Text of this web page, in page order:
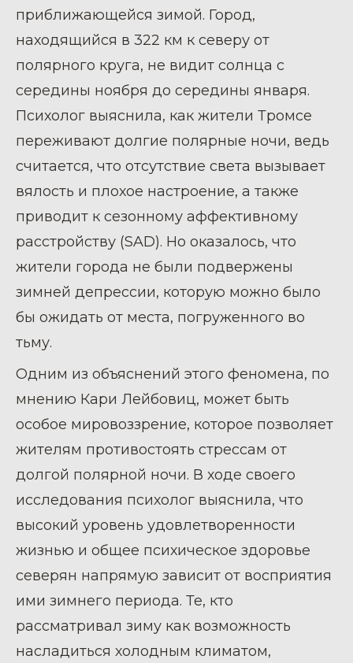
приближающейся зимой. Город,
находящийся в 322 км к северу от
полярного круга, не видит солнца с
середины ноября до середины января.
Психолог выяснила, как жители Тромсе
переживают долгие полярные ночи, ведь
считается, что отсутствие света вызывает
вялость и плохое настроение, а также
приводит к сезонному аффективному
расстройству (SAD). Но оказалось, что
жители города не были подвержены
зимней депрессии, которую можно было
бы ожидать от места, погруженного во
тьму.
Одним из объяснений этого феномена, по
мнению Кари Лейбовиц, может быть
особое мировоззрение, которое позволяет
жителям противостоять стрессам от
долгой полярной ночи. В ходе своего
исследования психолог выяснила, что
высокий уровень удовлетворенности
жизнью и общее психическое здоровье
северян напрямую зависит от восприятия
ими зимнего периода. Те, кто
рассматривал зиму как возможность
насладиться холодным климатом,